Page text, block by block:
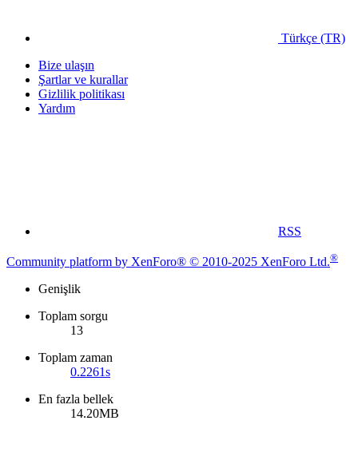
Türkçe (TR)
Bize ulaşın
Şartlar ve kurallar
Gizlilik politikası
Yardım
RSS
Community platform by XenForo® © 2010-2025 XenForo Ltd.®
Genişlik
Toplam sorgu
13
Toplam zaman
0.2261s
En fazla bellek
14.20MB